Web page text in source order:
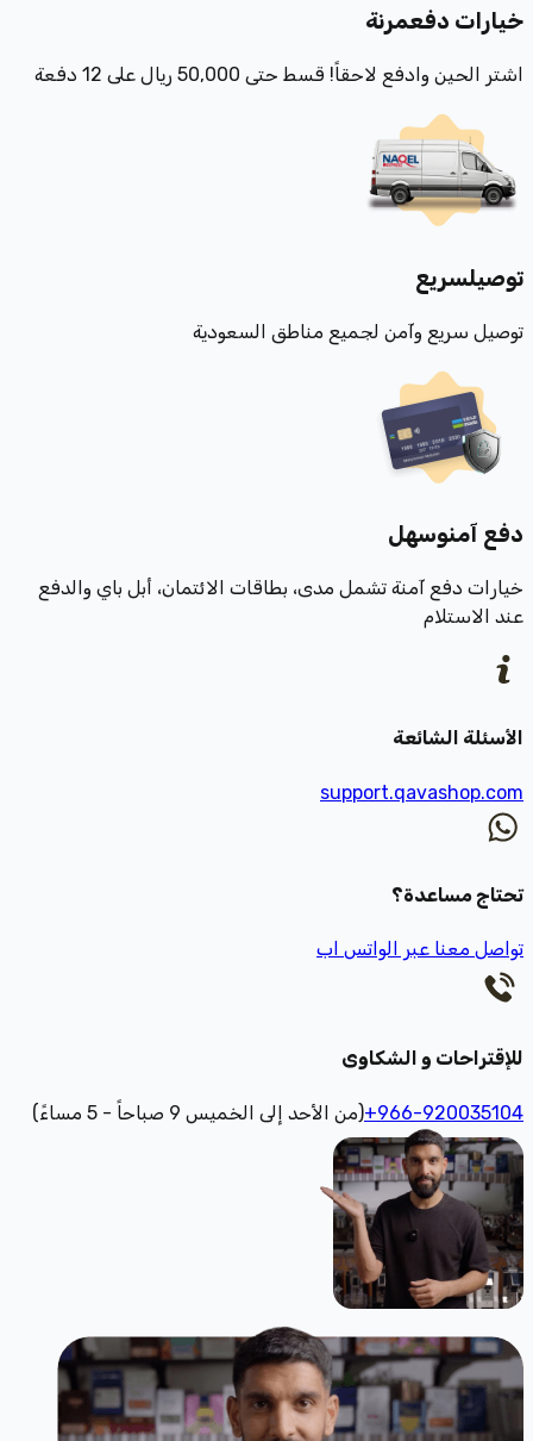
خيارات دفعمرنة
اشتر الحين وادفع لاحقاً! قسط حتى 50,000 ريال على 12 دفعة
توصيلسريع
توصيل سريع وآمن لجميع مناطق السعودية
دفع آمنوسهل
خيارات دفع آمنة تشمل مدى، بطاقات الائتمان، أبل باي والدفع
عند الاستلام
الأسئلة الشائعة
support.qavashop.com
تحتاج مساعدة؟
تواصل معنا عبر الواتس اب
للإقتراحات و الشكاوى
+966-920035104(من الأحد إلى الخميس 9 صباحاً - 5 مساءً)